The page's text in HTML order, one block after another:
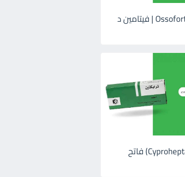
اوسوفورتين 10000 Ossofortin | فيتامين د
ترايكتين Cyproheptadine) Triactin) فاتح